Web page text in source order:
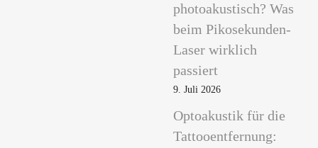
photoakustisch? Was
beim Pikosekunden-
Laser wirklich
passiert
9. Juli 2026
Optoakustik für die
Tattooentfernung: